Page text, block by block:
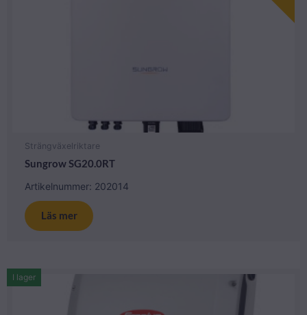
Strängväxelriktare
Sungrow SG20.0RT
Artikelnummer: 202014
Läs mer
I lager